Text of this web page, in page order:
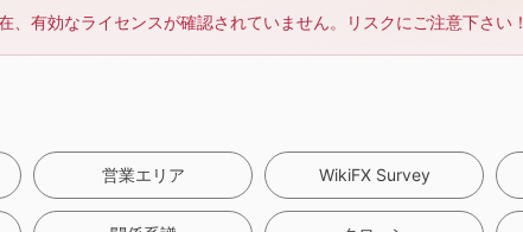
、有効なライセンスが確認されていません。リスクにご注意下さい！
営業エリア WikiFX Survey